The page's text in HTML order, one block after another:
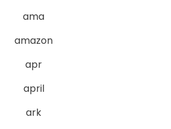
ama
amazon
apr
april
ark